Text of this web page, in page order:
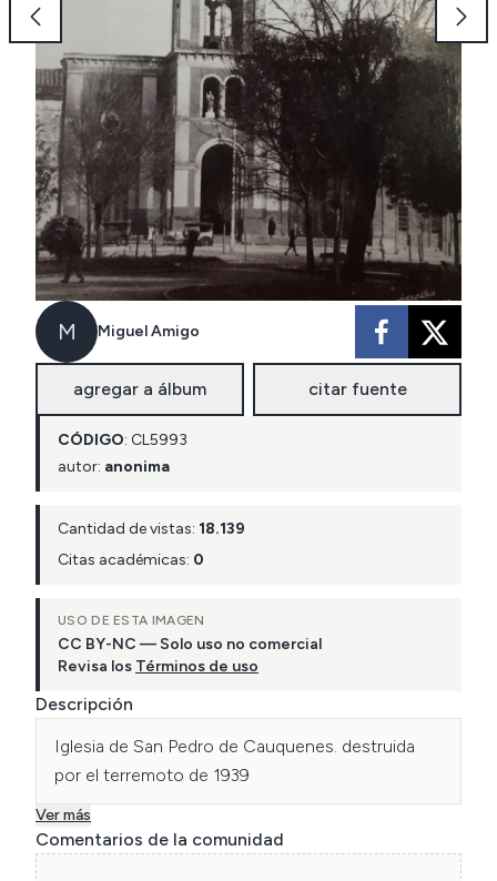
M Miguel Amigo
agregar a álbum citar fuente
CÓDIGO: CL5993
autor: anonima
Cantidad de vistas: 18.139
Citas académicas: 0
USO DE ESTA IMAGEN
CC BY-NC — Solo uso no comercial
Revisa los Términos de uso
Descripción
Iglesia de San Pedro de Cauquenes. destruida
por el terremoto de 1939
Ver más
Comentarios de la comunidad